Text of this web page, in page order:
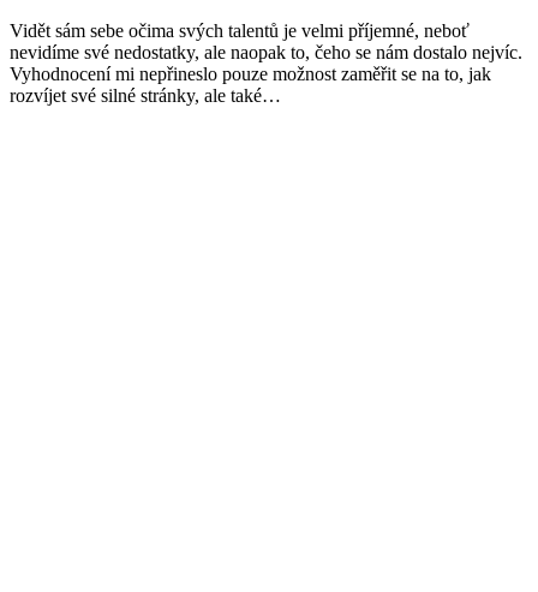
Vidět sám sebe očima svých talentů je velmi příjemné, neboť
nevidíme své nedostatky, ale naopak to, čeho se nám dostalo nejvíc.
Vyhodnocení mi nepřineslo pouze možnost zaměřit se na to, jak
rozvíjet své silné stránky, ale také…